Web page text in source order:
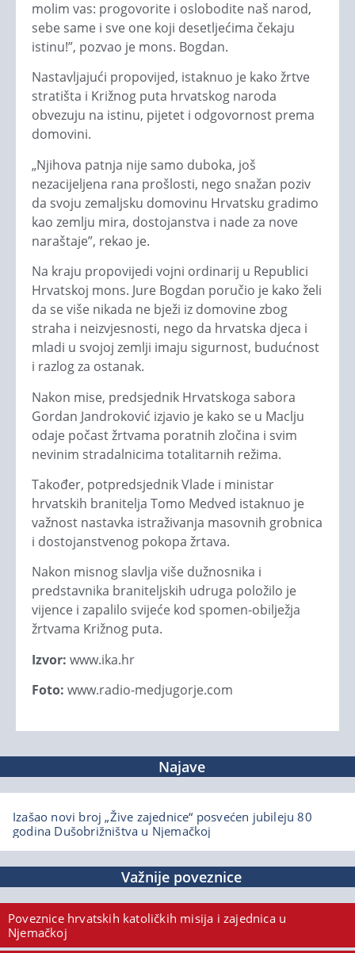
molim vas: progovorite i oslobodite naš narod,
sebe same i sve one koji desetljećima čekaju
istinu!”, pozvao je mons. Bogdan.
Nastavljajući propovijed, istaknuo je kako žrtve
stratišta i Križnog puta hrvatskog naroda
obvezuju na istinu, pijetet i odgovornost prema
domovini.
„Njihova patnja nije samo duboka, još
nezacijeljena rana prošlosti, nego snažan poziv
da svoju zemaljsku domovinu Hrvatsku gradimo
kao zemlju mira, dostojanstva i nade za nove
naraštaje”, rekao je.
Na kraju propovijedi vojni ordinarij u Republici
Hrvatskoj mons. Jure Bogdan poručio je kako želi
da se više nikada ne bježi iz domovine zbog
straha i neizvjesnosti, nego da hrvatska djeca i
mladi u svojoj zemlji imaju sigurnost, budućnost
i razlog za ostanak.
Nakon mise, predsjednik Hrvatskoga sabora
Gordan Jandroković izjavio je kako se u Maclju
odaje počast žrtvama poratnih zločina i svim
nevinim stradalnicima totalitarnih režima.
Također, potpredsjednik Vlade i ministar
hrvatskih branitelja Tomo Medved istaknuo je
važnost nastavka istraživanja masovnih grobnica
i dostojanstvenog pokopa žrtava.
Nakon misnog slavlja više dužnosnika i
predstavnika braniteljskih udruga položilo je
vijence i zapalilo svijeće kod spomen-obilježja
žrtvama Križnog puta.
Izvor: www.ika.hr
Foto: www.radio-medjugorje.com
Najave
Izašao novi broj „Žive zajednice“ posvećen jubileju 80
godina Dušobrižništva u Njemačkoj
Važnije poveznice
Poveznice hrvatskih katoličkih misija i zajednica u
Njemačkoj